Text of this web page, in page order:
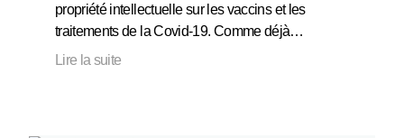
propriété intellectuelle sur les vaccins et les
traitements de la Covid-19. Comme déjà…
Lire la suite